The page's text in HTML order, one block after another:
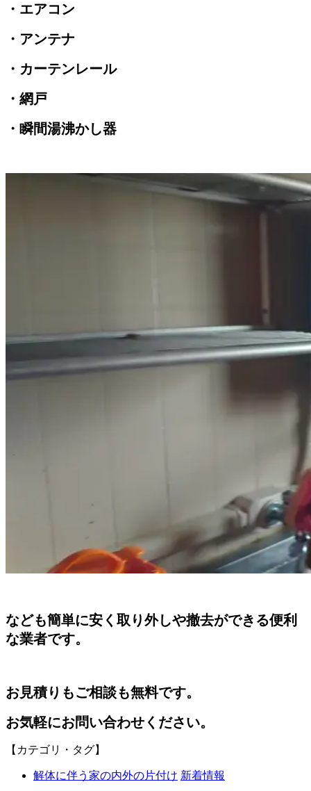
・エアコン
・アンテナ
・カーテンレール
・網戸
・瞬間湯沸かし器
なども簡単に安く取り外しや撤去ができる便利
な業者です。
お見積りもご相談も無料です。
お気軽にお問い合わせください。
【カテゴリ・タグ】
解体に伴う家の内外の片付け 新着情報